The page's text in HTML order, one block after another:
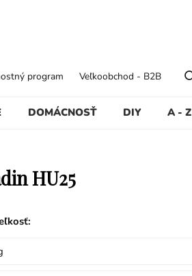
DOMÁCNOSŤ DIY A - Z
program Veľkoobchod - B2B
HU25
: